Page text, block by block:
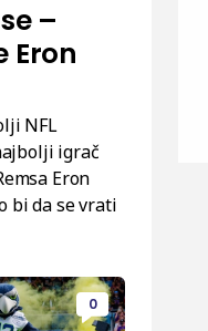
–
Eron
NFL
igrač
Eron
bi da se vrati
0